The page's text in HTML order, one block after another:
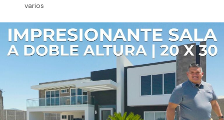
varios
Aplicar filtros